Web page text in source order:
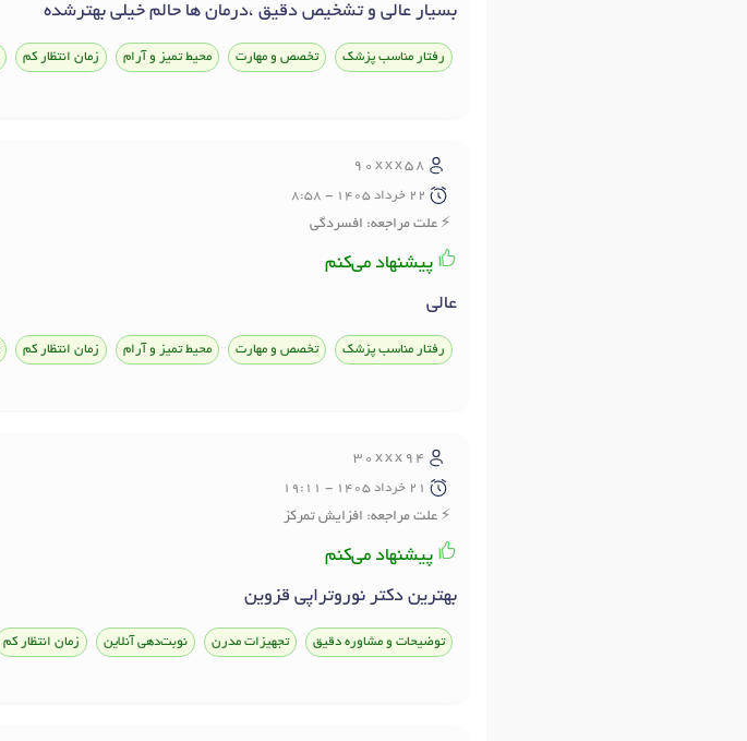
بسیار عالی و تشخیص دقیق ،درمان ها حالم خیلی بهترشده
رفتار مناسب پزشک تخصص و مهارت محیط تمیز و آرام زمان انتظار کم
90xxx58
22 خرداد 1405 - 8:58
علت مراجعه: افسردگی
پیشنهاد می‌کنم
عالی
رفتار مناسب پزشک تخصص و مهارت محیط تمیز و آرام زمان انتظار کم
30xxx94
21 خرداد 1405 - 19:11
علت مراجعه: افزایش تمرکز
پیشنهاد می‌کنم
بهترین دکتر نوروتراپی قزوین
توضیحات و مشاوره دقیق تجهیزات مدرن نوبت‌دهی آنلاین زمان انتظار کم